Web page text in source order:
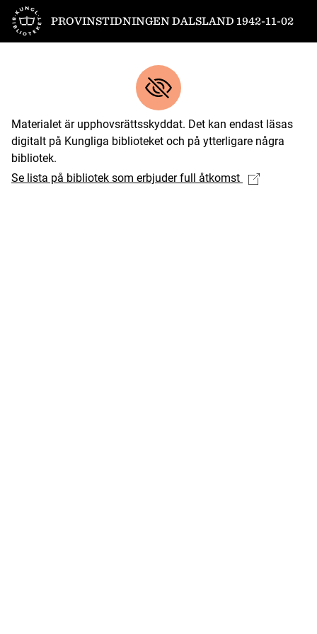
Till startsidan
PROVINSTIDNINGEN DALSLAND 1942-11-02
Materialet är upphovsrättsskyddat. Det kan endast läsas
digitalt på Kungliga biblioteket och på ytterligare några
bibliotek.
Se lista på bibliotek som erbjuder full åtkomst